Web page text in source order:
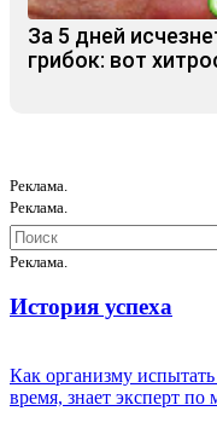
За 5 дней
грибок: вот
Реклама.
Реклама.
Реклама.
История успеха
Как организму
время, знает эксперт